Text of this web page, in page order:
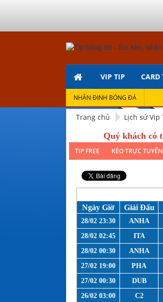
VIP TIP CARD
NHẬN ĐỊNH BÓNG ĐÁ
Trang chủ Lịch sử Vip
Quý khách có
TIP FREE KÈO TRỰC TUYẾN
Ngày Giờ Giải Đấu
28/02 23:30 ANHA
28/02 02:45
ITA
28/02 00:30
ANHA
27/02 19:00
PHA
27/02 00:30
DUB
26/02 03:00
C2